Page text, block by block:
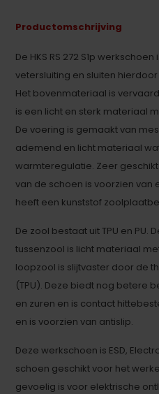
Productomschrijving
De HKS RS 272 S1p
vetersluiting en sluiten
Het bovenmateriaal is
is een licht en sterk materiaal
De voering is gemaakt van
ademend en licht materiaal
warmteregulatie. Zeer
van de schoen is voorzien van
heeft een kunststof
De zool bestaat uit TPU en PU.
tussenzool is licht materiaal
loopzool is slijtvaster door de
(TPU). Deze biedt nog betere
en zuren en is contact
en is voorzien van antislip.
Deze werkschoen is ESD,
schoen geschikt voor het
gevoelig is voor elektrische